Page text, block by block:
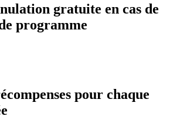
gratuite en cas de
programme
pour chaque